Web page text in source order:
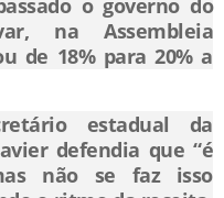
o governo do
na Assembleia
de 18% para 20% a
estadual da
defendia que “é
não se faz isso